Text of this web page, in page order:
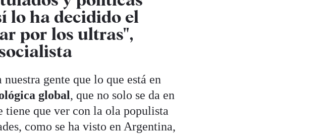
lo ha decidido el
por los ultras",
gente que lo que está en
global, que no solo se da en
tiene que ver con la ola populista
como se ha visto en Argentina,